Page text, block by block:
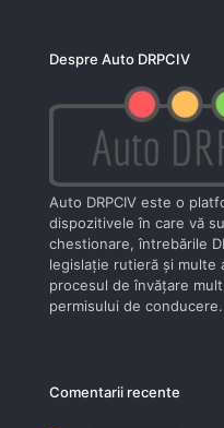
Despre Auto DRPCIV
Auto DRPCIV este o
dispozitivele în care vă
chestionare, întrebările
legislaţie rutieră şi multe
procesul de învăţare
permisului de conducere.
Comentarii recente